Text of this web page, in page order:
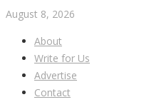
August 8, 2026
About
Write for Us
Advertise
Contact